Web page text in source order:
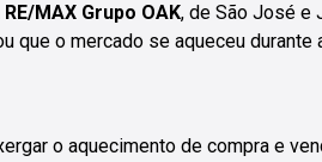
RE/MAX Grupo OAK, de São José e
que o mercado se aqueceu durante
o aquecimento de compra e